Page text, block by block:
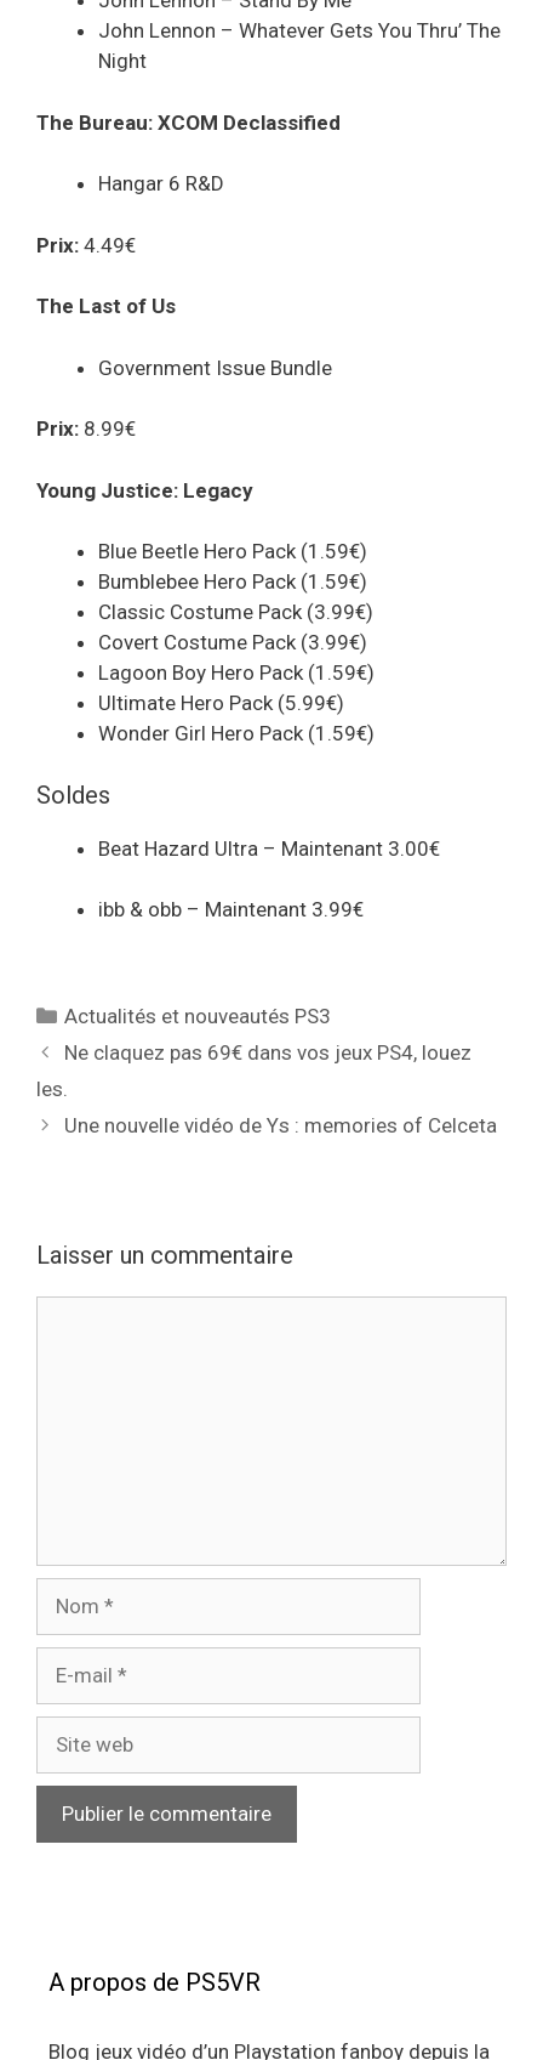
John Lennon – Whatever Gets You Thru’ The
Night
The Bureau: XCOM Declassified
Hangar 6 R&D
Prix: 4.49€
The Last of Us
Government Issue Bundle
Prix: 8.99€
Young Justice: Legacy
Blue Beetle Hero Pack (1.59€)
Bumblebee Hero Pack (1.59€)
Classic Costume Pack (3.99€)
Covert Costume Pack (3.99€)
Lagoon Boy Hero Pack (1.59€)
Ultimate Hero Pack (5.99€)
Wonder Girl Hero Pack (1.59€)
Soldes
Beat Hazard Ultra – Maintenant 3.00€
ibb & obb – Maintenant 3.99€
Catégories
Actualités et nouveautés PS3
Ne claquez pas 69€ dans vos jeux PS4, louez
les.
Une nouvelle vidéo de Ys : memories of Celceta
Laisser un commentaire
mail
web
A propos de PS5VR
Blog jeux vidéo d’un Playstation fanboy depuis la